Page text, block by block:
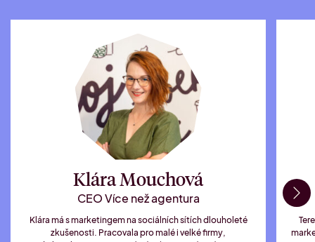
Klára Mouchová
CEO Více než agentura
Klára má s marketingem na sociálních sítích dlouholeté
zkušenosti. Pracovala pro malé i velké firmy,